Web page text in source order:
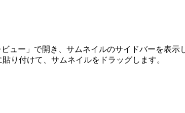
ュー」で開き、サムネイルのサイドバーを表
り付けて、サムネイルをドラッグします。